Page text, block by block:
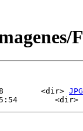
<dir> JPG
<dir>